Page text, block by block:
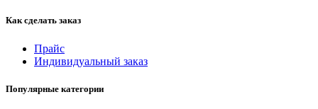
Как сделать заказ
Прайс
Индивидуальный заказ
Популярные категории